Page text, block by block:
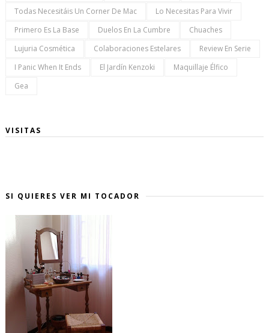
Todas Necesitáis Un Corner De Mac
Lo Necesitas Para Vivir
Primero Es La Base
Duelos En La Cumbre
Chuaches
Lujuria Cosmética
Colaboraciones Estelares
Review En Serie
I Panic When It Ends
El Jardín Kenzoki
Maquillaje Élfico
Gea
VISITAS
SI QUIERES VER MI TOCADOR